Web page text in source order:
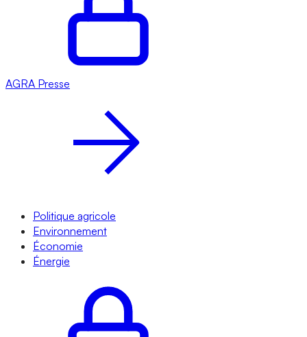
AGRA Presse
Politique agricole
Environnement
Économie
Énergie